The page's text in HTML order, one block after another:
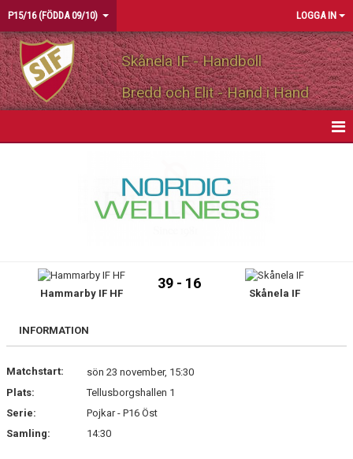
P15/16 (FÖDDA 09/10) LOGGA IN
Skånela IF - Handboll
Bredd och Elit - Hand i Hand
TRUPPEN
BILDGALLERI
KONTAKT
Hammarby IF HF
39 - 16
Skånela IF
INFORMATION
Matchstart:
sön 23 november, 15:30
Plats:
Tellusborgshallen 1
Serie:
Pojkar - P16 Öst
Samling:
14:30